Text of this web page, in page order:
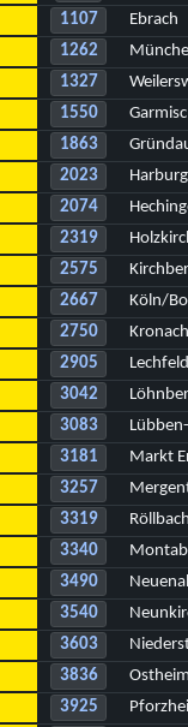
1107
Ebrach
1262
1327
1550
1863
2023
Harburg
2074
2319
2575
2667
Köln/
2750
Kronach
2905
Lechfeld
3042
3083
3181
Markt
3257
3319
3340
3490
3540
3603
3836
3925